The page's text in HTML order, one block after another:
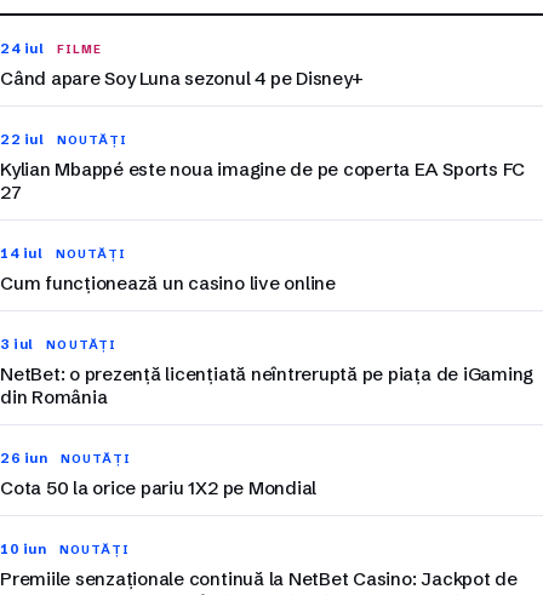
24 iul FILME
Când apare Soy Luna sezonul 4 pe Disney+
22 iul NOUTĂȚI
Kylian Mbappé este noua imagine de pe coperta EA Sports FC
27
14 iul NOUTĂȚI
Cum funcționează un casino live online
3 iul NOUTĂȚI
NetBet: o prezență licențiată neîntreruptă pe piața de iGaming
din România
26 iun NOUTĂȚI
Cota 50 la orice pariu 1X2 pe Mondial
10 iun NOUTĂȚI
Premiile senzaționale continuă la NetBet Casino: Jackpot de